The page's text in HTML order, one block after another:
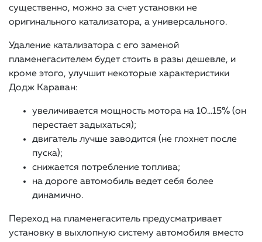
существенно, можно за счет установки не
оригинального катализатора, а универсального.
Удаление катализатора с его заменой
пламенегасителем будет стоить в разы дешевле, и
кроме этого, улучшит некоторые характеристики
Додж Караван:
увеличивается мощность мотора на 10…15% (он
перестает задыхаться);
двигатель лучше заводится (не глохнет после
пуска);
снижается потребление топлива;
на дороге автомобиль ведет себя более
динамично.
Переход на пламенегаситель предусматривает
установку в выхлопную систему автомобиля вместо